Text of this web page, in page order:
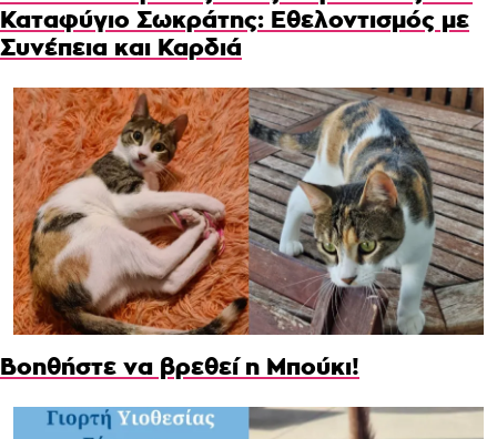
Καταφύγιο Σωκράτης: Εθελοντισμός με
Συνέπεια και Καρδιά
Βοηθήστε να βρεθεί η Μπούκι!